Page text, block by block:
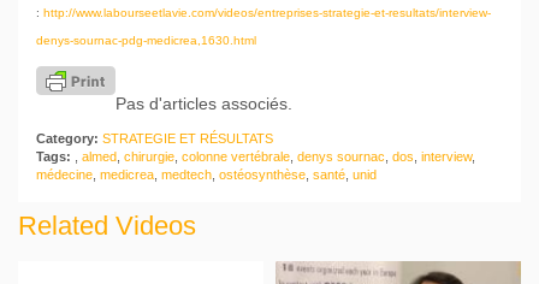
: http://www.labourseetlavie.com/videos/entreprises-strategie-et-resultats/interview-
denys-sournac-pdg-medicrea,1630.html
Pas d'articles associés.
Category: STRATEGIE ET RÉSULTATS
Tags:
almed chirurgie colonne vertébrale denys sournac dos interview,
médecine medicrea medtech ostéosynthèse santé unid
Related Videos